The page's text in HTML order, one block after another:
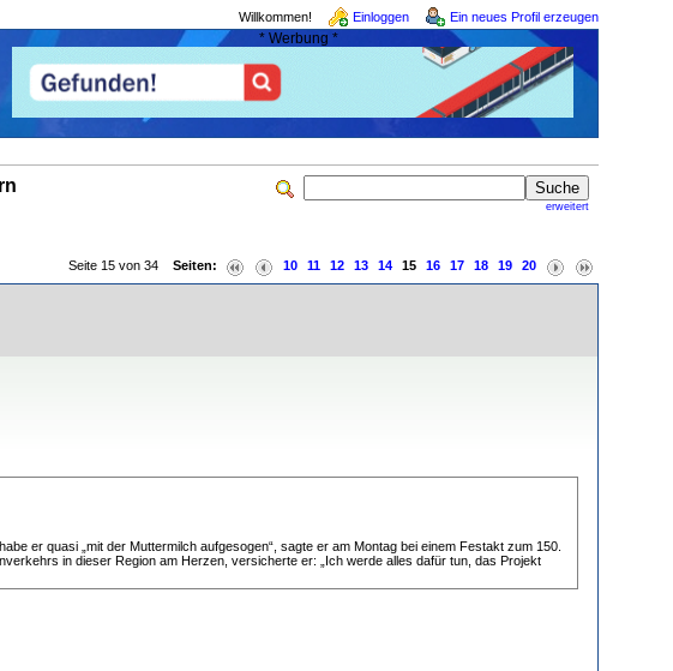
Willkommen! Einloggen Ein neues Profil erzeugen
* Werbung *
erweitert
Seite 15 von 34 Seiten: 10 11 12 13 14 15 16 17 18 19 20
er quasi „mit der Muttermilch aufgesogen“, sagte er am Montag bei einem Festakt zum 150.
in dieser Region am Herzen, versicherte er: „Ich werde alles dafür tun, das Projekt